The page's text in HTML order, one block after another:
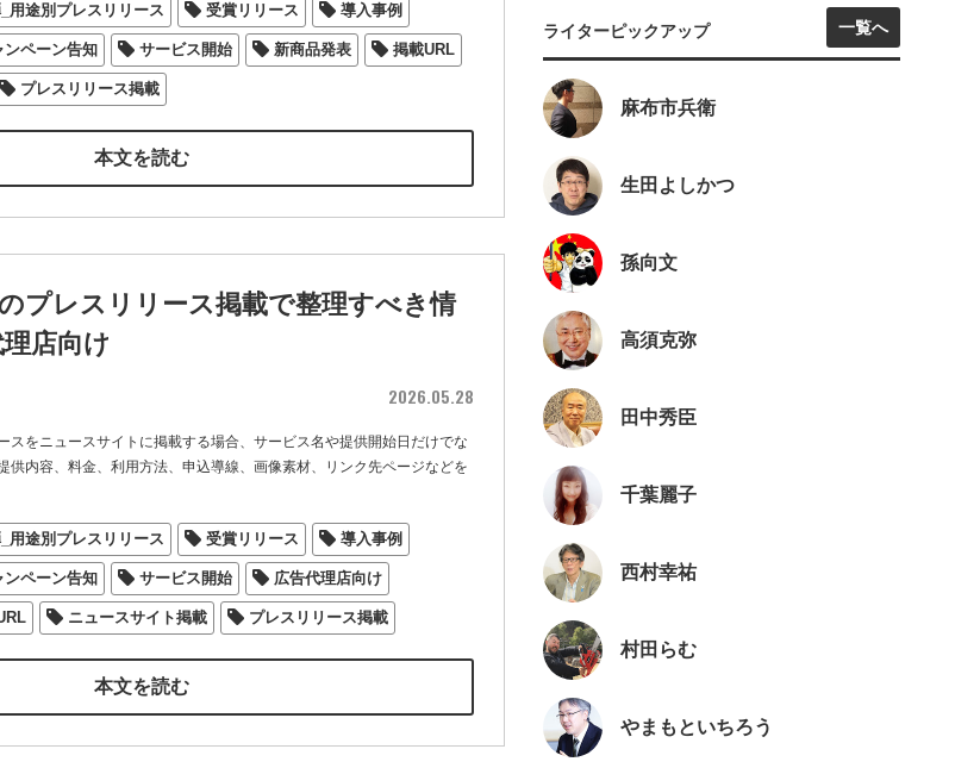
用途別プレスリリース 受賞リリース 導入事例
ンペーン告知 サービス開始 新商品発表 掲載URL
プレスリリース掲載
本文を読む
プレスリリース掲載で整理すべき情
店向け
2026.05.28
スをニュースサイトに掲載する場合、サービス名や提供開始日だけでな
供内容、料金、利用方法、申込導線、画像素材、リンク先ページなどを
用途別プレスリリース 受賞リリース 導入事例
ンペーン告知 サービス開始 広告代理店向け
ニュースサイト掲載 プレスリリース掲載
本文を読む
ライターピックアップ 一覧へ
麻布市兵衛
生田よしかつ
孫向文
高須克弥
田中秀臣
千葉麗子
西村幸祐
村田らむ
やまもといちろう